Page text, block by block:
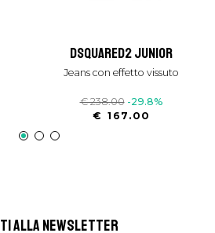
dsquared2 junior
jeans con effetto vissuto
€ 238.00 -29.8%
€ 167.00
ALLA NEWSLETTER